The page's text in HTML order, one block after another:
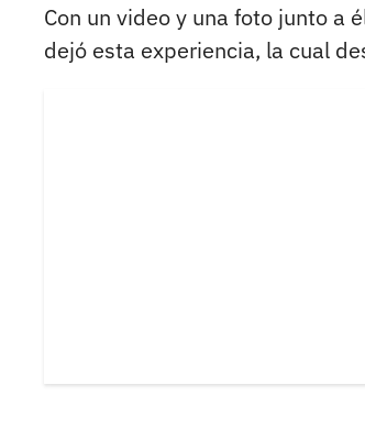
Con un video y una foto junto a
dejó esta experiencia, la cual